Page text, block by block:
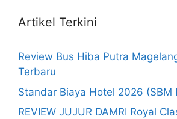
Artikel Terkini
Review Bus Hiba Putra
Terbaru
Standar Biaya Hotel 2026 (SBM
REVIEW JUJUR DAMRI Royal